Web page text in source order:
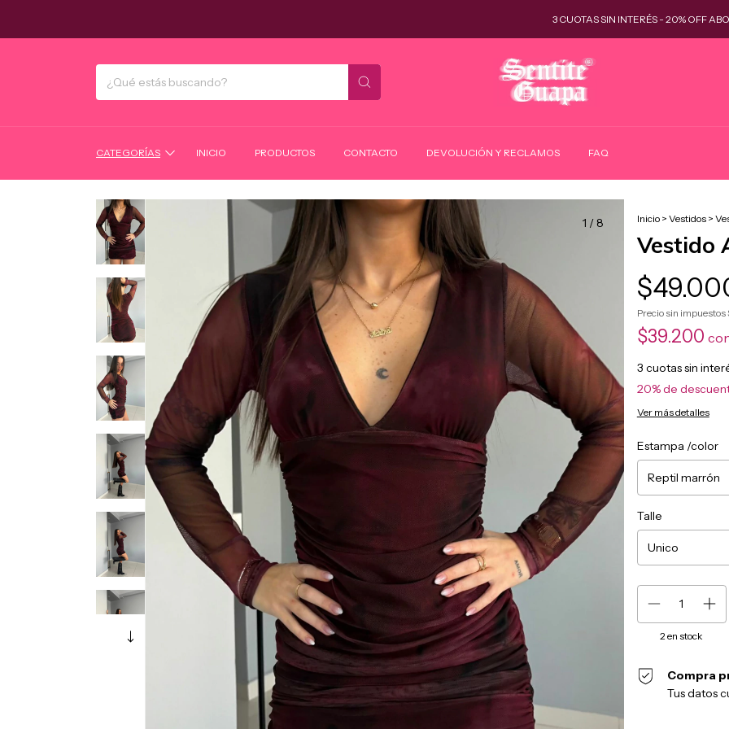
3 CUOTAS SIN INTERÉS - 20% OFF
CATEGORÍAS INICIO PRODUCTOS CONTACTO DEVOLUCIÓN Y RECLAMOS FAQ
1 /8 Inicio > Vestidos >
Vestido
Precio sin impuestos
$39.200
3 cuotas sin
20% de
Ver más detalles
Estampa /color
Talle
2 en stock
Compra
Tus datos